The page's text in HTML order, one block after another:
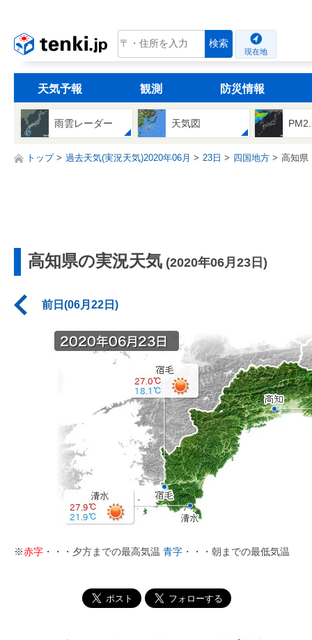
tenki.jp 検索
現在地
天気予報 観測 防災情報
雨雲レーダー 天気図
トップ 過去天気(実況天気)2020年06月 23日 四国地方 高知県
高知県の実況天気 (2020年06月23日)
前日(06月22日)
※赤字 ・・・夕方までの最高気温 青字 ・・・朝までの最低気温